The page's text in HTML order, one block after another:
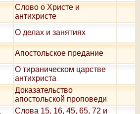
Слово о Христе и
антихристе
О делах и занятиях
Апостольское предание
О тираническом царстве
антихриста
Доказательство
апостольской проповеди
Слова 15, 16, 45, 65, 72 и